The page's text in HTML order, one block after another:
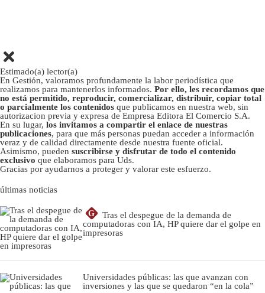
Estimado(a) lector(a)
En Gestión, valoramos profundamente la labor periodística que
realizamos para mantenerlos informados. Por ello, les recordamos que
no está permitido, reproducir, comercializar, distribuir, copiar total
o parcialmente los contenidos que publicamos en nuestra web, sin
autorizacion previa y expresa de Empresa Editora El Comercio S.A.
En su lugar, los invitamos a compartir el enlace de nuestras
publicaciones, para que más personas puedan acceder a información
veraz y de calidad directamente desde nuestra fuente oficial.
Asimismo, pueden suscribirse y disfrutar de todo el contenido
exclusivo que elaboramos para Uds.
Gracias por ayudarnos a proteger y valorar este esfuerzo.
últimas noticias
G
Tras el despegue de la demanda de
computadoras con IA, HP quiere dar el golpe en
impresoras
Universidades públicas: las que avanzan con
inversiones y las que se quedaron “en la cola”